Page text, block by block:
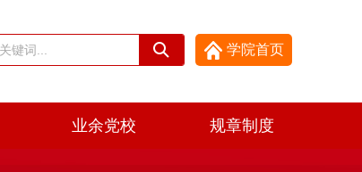
学院首页
业余党校 规章制度